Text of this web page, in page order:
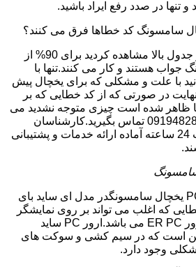
تنها در صدد رفع ایراد باشید.
سامسونگ کد خطاها فرق می کنند؟
ارور یا کدخطاهایی که در جدول بالا مشاهده کردید برای 90% از
هستند و کار می کنند.تنها با
با علت و مشکلی که برای یخچال پیش
در صورتی که از کد خطایی که بر
ظاهر شده است چیزی متوجه نشدید می
توانید با شماره تلفن 09194828760 تماس بگیرید.کارشناسان
شرکت راه آهن به صورت 24 ساعته آماده ارائه خدمات و پشتیبانی
علت رخ دادن ارور PC ER یخچال سامسونگدر مدل ای ساید بای
که اغلب می تواند بر روی نمایشگر
یخچال نشان داده شود،ارور ER PC می باشد.ارور PC ساید
است که در سیم کشی و سوکت های
وجود دارد.